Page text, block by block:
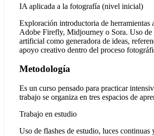
IA aplicada a la fotografía (nivel inicial)
Exploración introductoria de herramientas
Adobe Firefly, Midjourney o Sora. Uso de
artificial como generadora de ideas,
apoyo creativo dentro del proceso
Metodología
Es un curso pensado para practicar
trabajo se organiza en tres espacios de
Trabajo en estudio
Uso de flashes de estudio, luces continuas